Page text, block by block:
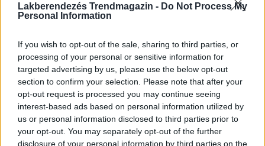
Lakberendezés Trendmagazin - Do Not Process My
Personal Information
If you wish to opt-out of the sale, sharing to third parties, or
processing of your personal or sensitive information for
targeted advertising by us, please use the below opt-out
section to confirm your selection. Please note that after your
opt-out request is processed you may continue seeing
interest-based ads based on personal information utilized by
us or personal information disclosed to third parties prior to
your opt-out. You may separately opt-out of the further
disclosure of your personal information by third parties on the
Az 56 négyzetméteres lakást egy fiatal pár számára
TOVÁBBIAK BETÖLTÉSE
Praktikus lakberendezési ötletek